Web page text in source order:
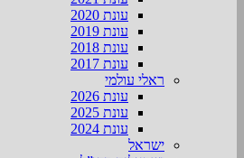
עונת 2020
עונת 2019
עונת 2018
עונת 2017
ראלי עולמי
עונת 2026
עונת 2025
עונת 2024
ישראל